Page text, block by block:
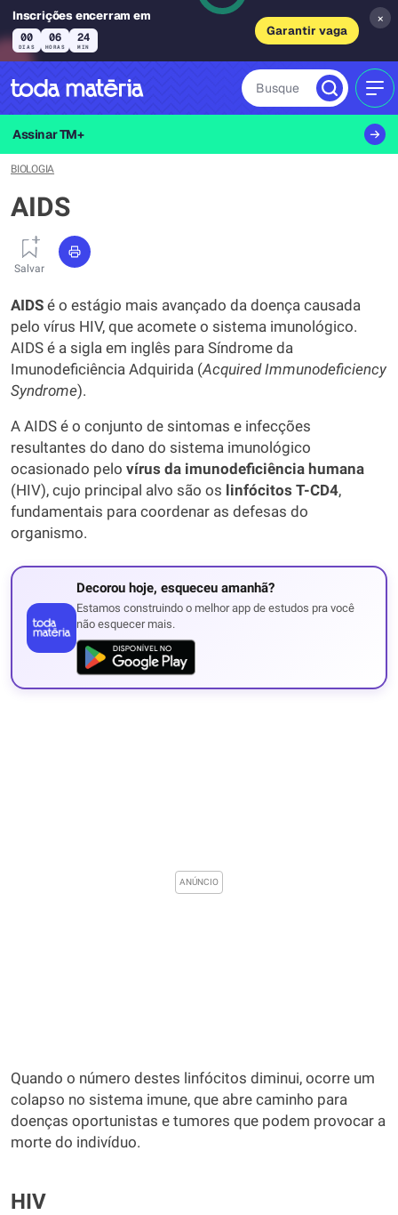
Inscrições encerram em
00
DIAS
06
HORAS
24
MIN
Garantir vaga
×
Busque
Assinar TM+
BIOLOGIA
AIDS
Salvar
AIDS é o estágio mais avançado da doença causada
pelo vírus HIV, que acomete o sistema imunológico.
AIDS é a sigla em inglês para Síndrome da
Imunodeficiência Adquirida (Acquired Immunodeficiency
Syndrome).
A AIDS é o conjunto de sintomas e infecções
resultantes do dano do sistema imunológico
ocasionado pelo vírus da imunodeficiência humana
(HIV), cujo principal alvo são os linfócitos T-CD4,
fundamentais para coordenar as defesas do
organismo.
Decorou hoje, esqueceu amanhã?
Estamos construindo o melhor app de estudos pra você
não esquecer mais.
Quando o número destes linfócitos diminui, ocorre um
colapso no sistema imune, que abre caminho para
doenças oportunistas e tumores que podem provocar a
morte do indivíduo.
HIV